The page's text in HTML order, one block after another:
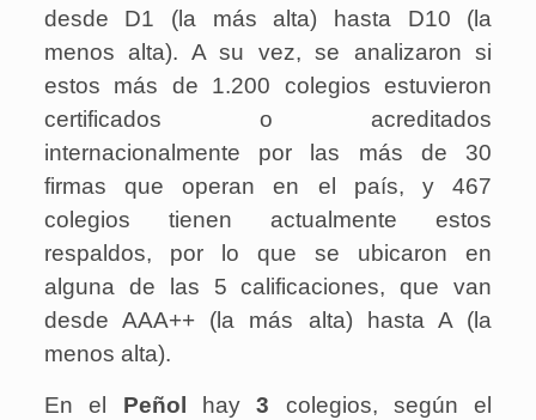
desde D1 (la más alta) hasta D10 (la
menos alta). A su vez, se analizaron si
estos más de 1.200 colegios estuvieron
certificados o acreditados
internacionalmente por las más de 30
firmas que operan en el país, y 467
colegios tienen actualmente estos
respaldos, por lo que se ubicaron en
alguna de las 5 calificaciones, que van
desde AAA++ (la más alta) hasta A (la
menos alta).
En el Peñol hay3
colegios, según el